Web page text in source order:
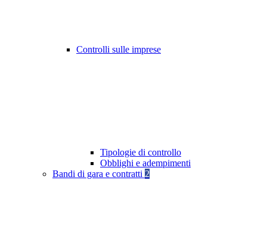
Controlli sulle imprese
Tipologie di controllo
Obblighi e adempimenti
Bandi di gara e contratti 2